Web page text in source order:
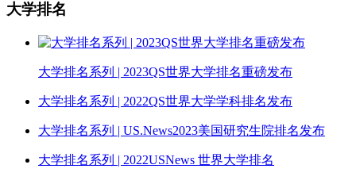
大学排名
大学排名系列 | 2023QS世界大学排名重磅发布
大学排名系列 | 2022QS世界大学学科排名发布
大学排名系列 | US.News2023美国研究生院排名发布
大学排名系列 | 2022USNews 世界大学排名